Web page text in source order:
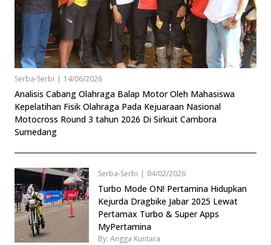
Serba-Serbi | 14/06/2026
Analisis Cabang Olahraga Balap Motor Oleh Mahasiswa
Kepelatihan Fisik Olahraga Pada Kejuaraan Nasional
Motocross Round 3 tahun 2026 Di Sirkuit Cambora
Sumedang
Serba-Serbi | 04/02/2026
Turbo Mode ON! Pertamina Hidupkan
Kejurda Dragbike Jabar 2025 Lewat
Pertamax Turbo & Super Apps
MyPertamina
By: Angga Kuntara